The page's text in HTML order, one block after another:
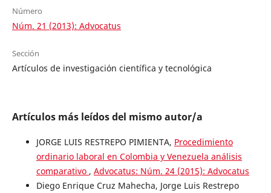
Número
Núm. 21 (2013): Advocatus
Sección
Artículos de investigación científica y tecnológica
Artículos más leídos del mismo autor/a
JORGE LUIS RESTREPO PIMIENTA, Procedimiento
ordinario laboral en Colombia y Venezuela análisis
comparativo , Advocatus: Núm. 24 (2015): Advocatus
Diego Enrique Cruz Mahecha, Jorge Luis Restrepo